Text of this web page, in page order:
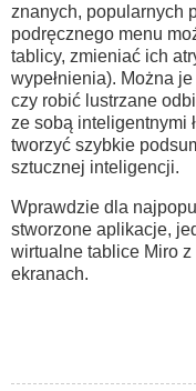
znanych, popularnych
podręcznego menu
tablicy, zmieniać ich
wypełnienia). Można
czy robić lustrzane
ze sobą inteligentnymi
tworzyć szybkie
sztucznej inteligencji.
Wprawdzie dla
stworzone aplikacje,
wirtualne tablice Miro
ekranach.